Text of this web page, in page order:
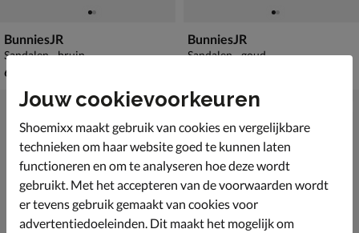
BunniesJR
Sandalen - bruin
€ 64,99
64
BunniesJR
Sandalen - goud
Jouw cookievoorkeuren
Shoemixx maakt gebruik van cookies en vergelijkbare
technieken om haar website goed te kunnen laten
functioneren en om te analyseren hoe deze wordt
gebruikt. Met het accepteren van de voorwaarden wordt
er tevens gebruik gemaakt van cookies voor
advertentiedoeleinden. Dit maakt het mogelijk om